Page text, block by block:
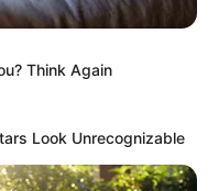
Think Again
Look Unrecognizable